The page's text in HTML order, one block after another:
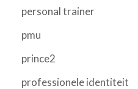
personal trainer
pmu
prince2
professionele identiteit